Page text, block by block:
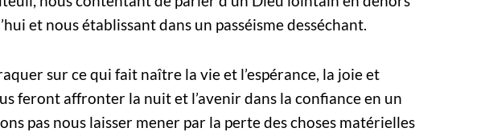
et nous établissant dans un passéisme desséchant.
sur ce qui fait naître la vie et l’espérance, la joie et
feront affronter la nuit et l’avenir dans la confiance en un
pas nous laisser mener par la perte des choses matérielles